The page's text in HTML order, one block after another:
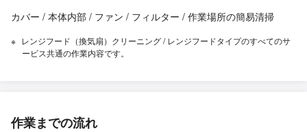
カバー / 本体内部 / ファン / フィルター / 作業場所の簡易清掃
レンジフード（換気扇）クリーニング / レンジフードタイプのすべてのサ
ービス共通の作業内容です。
作業までの流れ